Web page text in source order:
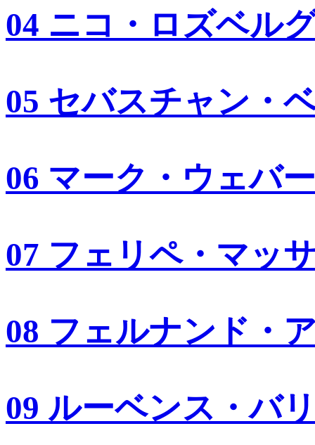
04 ニコ・ロズベル
05 セバスチャン・
06 マーク・ウェバー
07 フェリペ・マッ
08 フェルナンド・
09 ルーベンス・バ